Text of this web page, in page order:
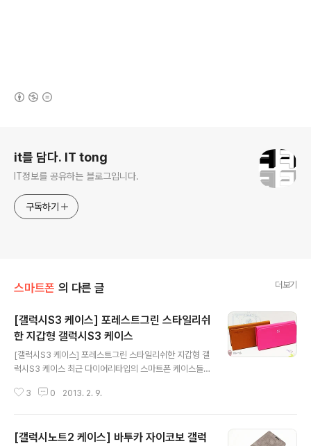
it를 담다. IT tong
IT정보를 공유하는 블로그입니다.
구독하기
스마트폰 의 다른 글 더보기
[갤럭시S3 케이스] 포레스트그린 스타일리쉬
한 지갑형 갤럭시S3 케이스
[갤럭시S3 케이스] 포레스트그린 스타일리쉬한 지갑형 갤
럭시S3 케이스 최근 다이어리타입의 스마트폰 케이스들이
1~2장을 수납하는게 전부입니다. 이번에 소개해드릴 제품
등을 간단하게 넣고 다닐 수 있는 제품입니다. 특히 신용카
3 0 2013. 2. 9.
[갤럭시노트2 케이스] 바투카 자이코보 갤럭